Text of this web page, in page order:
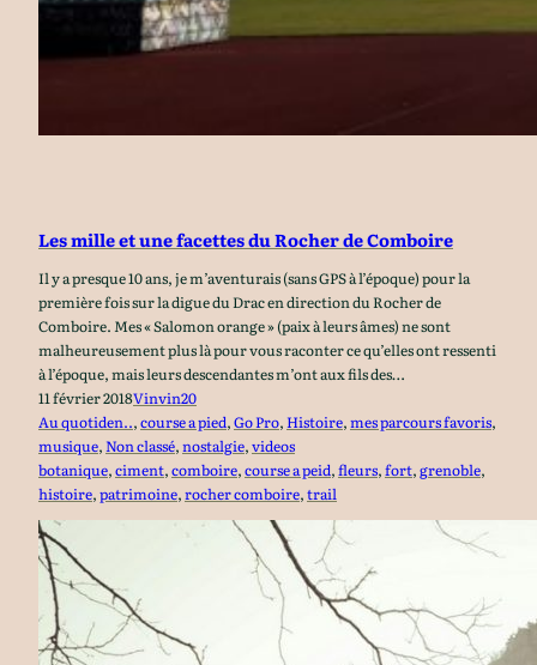
Les mille et une facettes du Rocher de Comboire
Il y a presque 10 ans, je m’aventurais (sans GPS à l’époque) pour la
première fois sur la digue du Drac en direction du Rocher de
Comboire. Mes « Salomon orange » (paix à leurs âmes) ne sont
malheureusement plus là pour vous raconter ce qu’elles ont ressenti
à l’époque, mais leurs descendantes m’ont aux fils des…
11 février 2018Vinvin20
Au quotiden.., course a pied, Go Pro, Histoire, mes parcours favoris
musique, Non classé, nostalgie, videos
botanique, ciment, comboire, course a peid, fleurs, fort, grenoble
histoire, patrimoine, rocher comboire, trail